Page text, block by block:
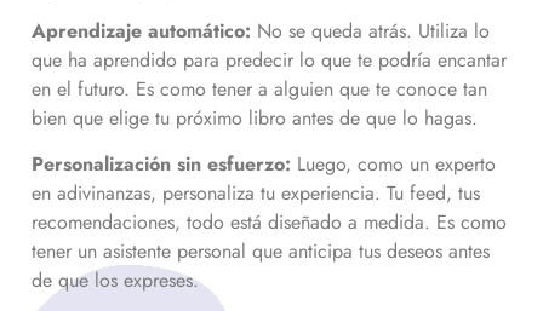
Aprendizaje automático: No se queda atrás. Utiliza lo
que ha aprendido para predecir lo que te podría encantar
en el futuro. Es como tener a alguien que te conoce tan
bien que elige tu próximo libro antes de que lo hagas.
Personalización sin esfuerzo: Luego, como un experto
en adivinanzas, personaliza tu experiencia. Tu feed, tus
recomendaciones, todo está diseñado a medida. Es como
tener un asistente personal que anticipa tus deseos antes
de que los expreses.